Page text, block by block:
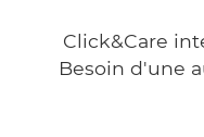
Click&Care
Besoin d'une